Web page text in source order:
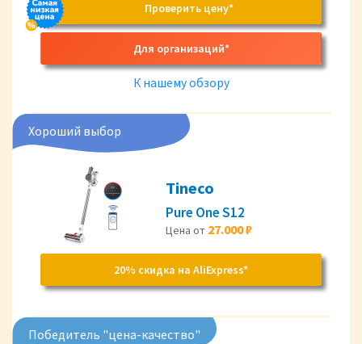
Проверить цену*
Для организаций*
К нашему обзору
Хороший выбор
Tineco
Pure One S12
Цена от 27.000 ₽
20% скидка на AliExpress*
Победитель "цена-качество"